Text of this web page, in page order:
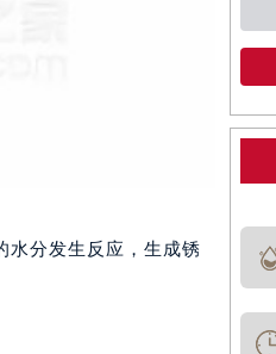
水分发生反应，生成锈